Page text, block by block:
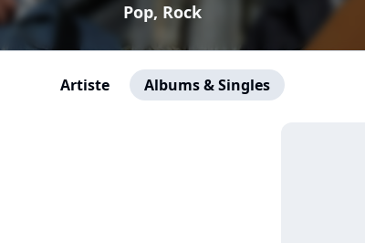
Pop, Rock
Artiste Albums & Singles